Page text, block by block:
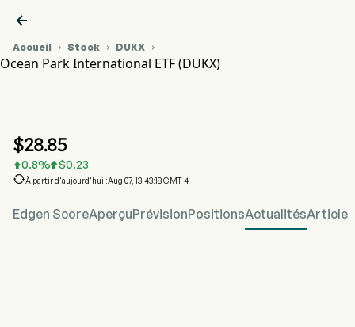

Accueil  Stock  DUKX 
Ocean Park International ETF (DUKX)
$28.85
0.8% $0.23
À partir d'aujourd'hui :Aug 07, 13:43:18 GMT-4
Edgen ScoreAperçuPrévisionPositionsActualitésArticle